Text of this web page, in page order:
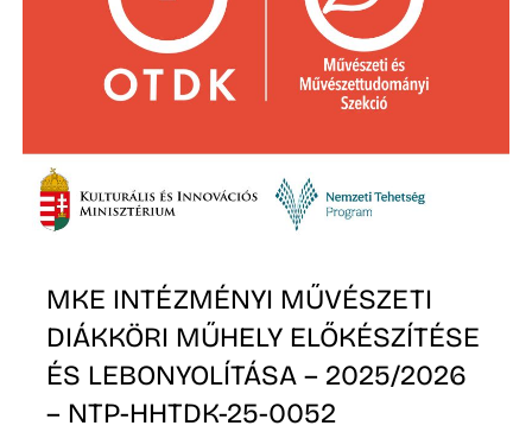
MKE INTÉZMÉNYI MŰVÉSZETI
DIÁKKÖRI MŰHELY ELŐKÉSZÍTÉSE
ÉS LEBONYOLÍTÁSA – 2025/2026
– NTP-HHTDK-25-0052